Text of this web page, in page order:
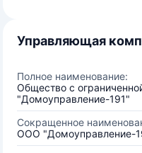
Управляющая
Полное наименование:
Общество с
"Домоуправление-191"
Сокращенное
ООО "Домоуправление-